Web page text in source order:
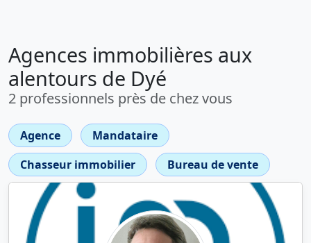
Agences immobilières aux
alentours de Dyé
2 professionnels près de chez vous
Agence
Mandataire
Chasseur immobilier
Bureau de vente